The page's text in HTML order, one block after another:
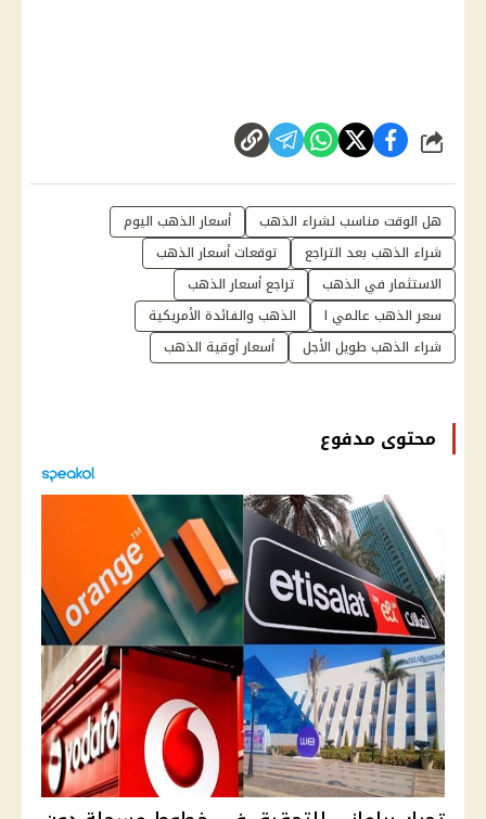
شارك
هل الوقت مناسب لشراء الذهب
أسعار الذهب اليوم
شراء الذهب بعد التراجع
توقعات أسعار الذهب
الاستثمار في الذهب
تراجع أسعار الذهب
سعر الذهب عالمي ا
الذهب والفائدة الأمريكية
شراء الذهب طويل الأجل
أسعار أوقية الذهب
محتوى مدفوع